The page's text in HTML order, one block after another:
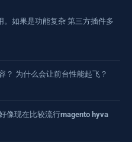
如果是功能复杂 第三方插件多
？ 为什么会让前台性能起飞？
像现在比较流行magento hyva